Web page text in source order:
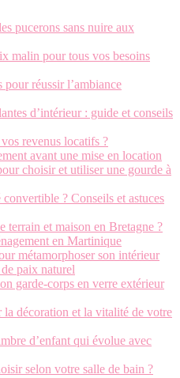
pucerons sans nuire aux
malin pour tous vos besoins
réussir l’ambiance
d’intérieur : guide et conseils
revenus locatifs ?
avant une mise en location
choisir et utiliser une gourde à
? Conseils et astuces
terrain et maison en Bretagne ?
en Martinique
métamorphoser son intérieur
paix naturel
garde-corps en verre extérieur
décoration et la vitalité de votre
d’enfant qui évolue avec
selon votre salle de bain ?